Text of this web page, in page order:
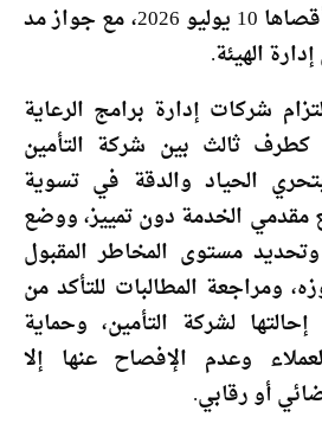
المحددة، خلال مهلة أقصاها 10 يوليو 2026، مع جواز مد
الهيئة.
شركات إدارة برامج الرعاية
كطرف ثالث بين شركة التأمين
الحياد والدقة في تسوية
مقدمي الخدمة دون تمييز، ووضع
مستوى المخاطر المقبول
ومراجعة المطالبات للتأكد من
لشركة التأمين، وحماية
وعدم الإفصاح عنها إلا
أو رقابي.